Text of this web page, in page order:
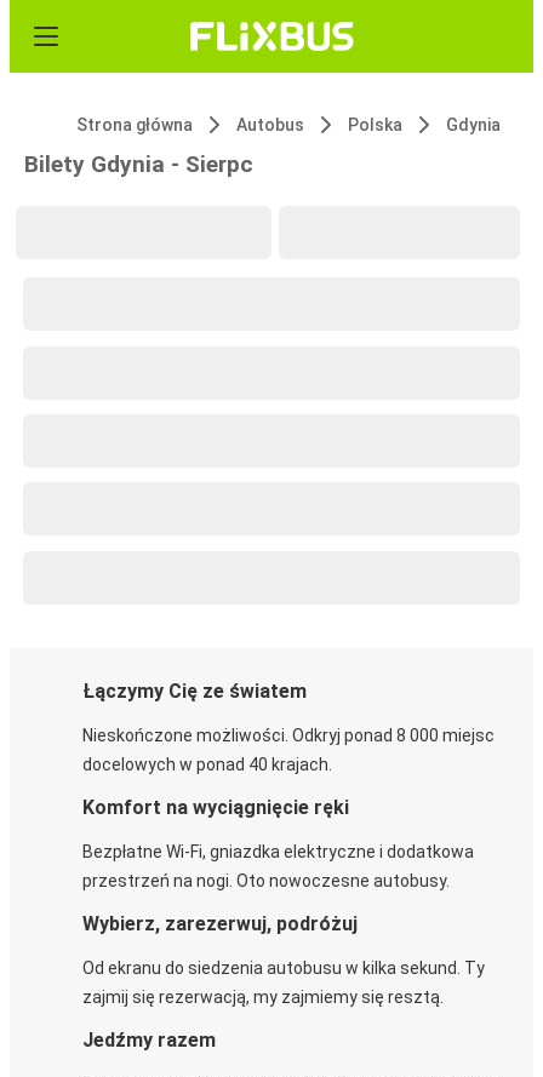
Strona główna Autobus Polska Gdynia
Bilety Gdynia - Sierpc
Łączymy Cię ze światem
Nieskończone możliwości. Odkryj ponad 8 000 miejsc
docelowych w ponad 40 krajach.
Komfort na wyciągnięcie ręki
Bezpłatne Wi-Fi, gniazdka elektryczne i dodatkowa
przestrzeń na nogi. Oto nowoczesne autobusy.
Wybierz, zarezerwuj, podróżuj
Od ekranu do siedzenia autobusu w kilka sekund. Ty
zajmij się rezerwacją, my zajmiemy się resztą.
Jedźmy razem